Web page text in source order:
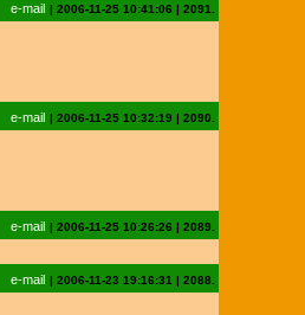
e-mail | 2006-11-25 10:41:06 | 2091.
e-mail | 2006-11-25 10:32:19 | 2090.
e-mail | 2006-11-25 10:26:26 | 2089.
e-mail | 2006-11-23 19:16:31 | 2088.